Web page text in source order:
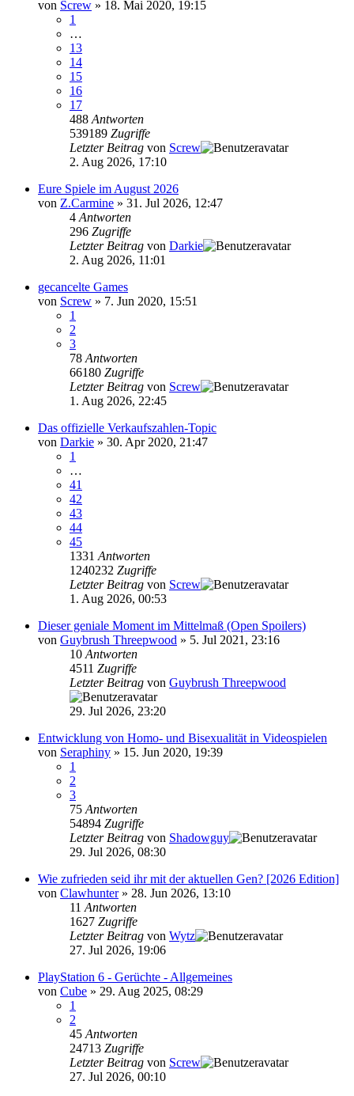
von Screw » 18. Mai 2020, 19:15
1
…
13
14
15
16
17
488 Antworten
539189 Zugriffe
Letzter Beitrag von Screw
2. Aug 2026, 17:10
Eure Spiele im August 2026
von Z.Carmine » 31. Jul 2026, 12:47
4 Antworten
296 Zugriffe
Letzter Beitrag von Darkie
2. Aug 2026, 11:01
gecancelte Games
von Screw » 7. Jun 2020, 15:51
1
2
3
78 Antworten
66180 Zugriffe
Letzter Beitrag von Screw
1. Aug 2026, 22:45
Das offizielle Verkaufszahlen-Topic
von Darkie » 30. Apr 2020, 21:47
1
…
41
42
43
44
45
1331 Antworten
1240232 Zugriffe
Letzter Beitrag von Screw
1. Aug 2026, 00:53
Dieser geniale Moment im Mittelmaß (Open Spoilers)
von Guybrush Threepwood » 5. Jul 2021, 23:16
10 Antworten
4511 Zugriffe
Letzter Beitrag von Guybrush Threepwood
29. Jul 2026, 23:20
Entwicklung von Homo- und Bisexualität in Videospielen
von Seraphiny » 15. Jun 2020, 19:39
1
2
3
75 Antworten
54894 Zugriffe
Letzter Beitrag von Shadowguy
29. Jul 2026, 08:30
Wie zufrieden seid ihr mit der aktuellen Gen? [2026 Edition]
von Clawhunter» 28. Jun 2026, 13:10
11 Antworten
1627 Zugriffe
Letzter Beitrag von Wytz
27. Jul 2026, 19:06
PlayStation 6 - Gerüchte - Allgemeines
von Cube » 29. Aug 2025, 08:29
1
2
45 Antworten
24713 Zugriffe
Letzter Beitrag von Screw
27. Jul 2026, 00:10